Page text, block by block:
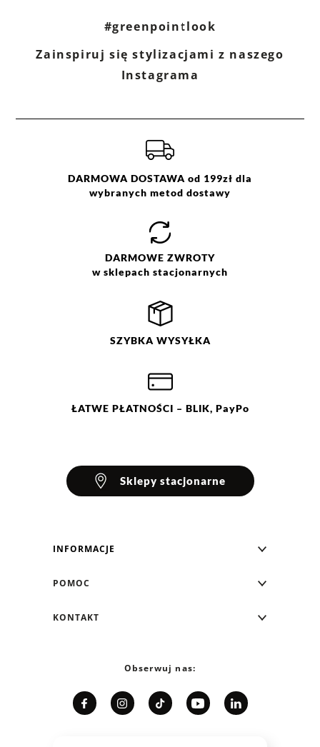
#greenpointlook
Zainspiruj się stylizacjami z naszego
Instagrama
DARMOWA DOSTAWA od 199zł dla
wybranych metod dostawy
DARMOWE ZWROTY
w sklepach stacjonarnych
SZYBKA WYSYŁKA
ŁATWE PŁATNOŚCI – BLIK, PayPo
Sklepy stacjonarne
INFORMACJE
Klub Greenpoint
Współpraca
POMOC
Zwrot/Wymiana
KONTAKT
Telefon: 12 287 07 07
Pn. - pt.: 8:00 - 15:00
Relacje inwestorskie
Obserwuj nas: